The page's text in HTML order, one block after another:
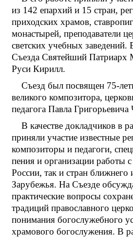
из 142 епархий и 15 стран,
приходских храмов,
монастырей, преподаватели
светских учебных заведений.
Съезда Святейший Патриарх
Руси Кирилл.
Съезд был посвящен 75-
великого композитора,
педагога Павла Григорьевича
В качестве докладчиков в
приняли участие известные
композиторы и педагоги,
пения и организации работы
России, так и стран ближнего
Зарубежья. На Съезде
практические вопросы
традиций православного
понимания богослужебного
храмового богослужения. В